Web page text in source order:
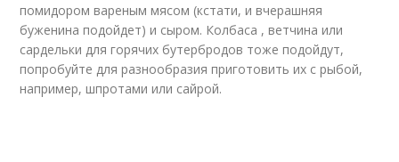
помидором вареным мясом (кстати, и вчерашняя
буженина подойдет) и сыром. Колбаса , ветчина или
сардельки для горячих бутербродов тоже подойдут,
попробуйте для разнообразия приготовить их с рыбой,
например, шпротами или сайрой.